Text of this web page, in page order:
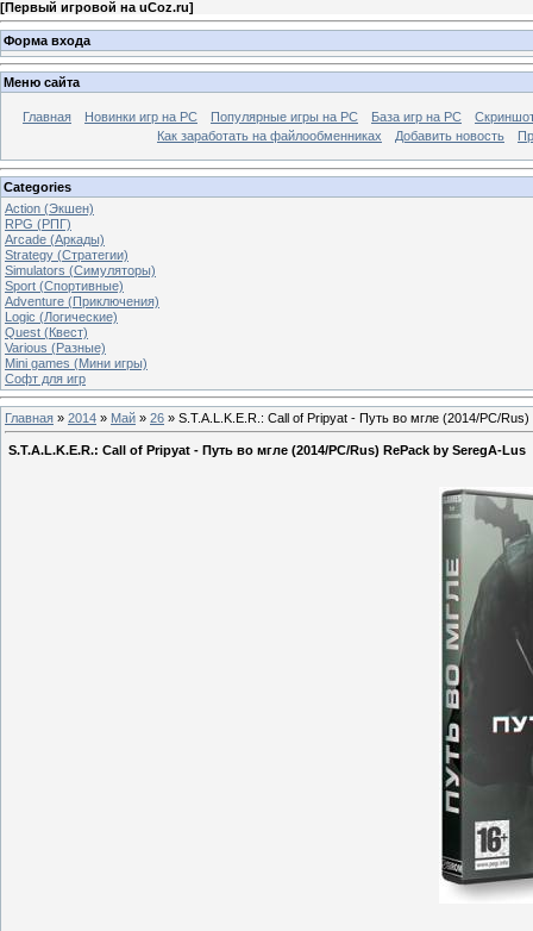
[Первый игровой на uCoz.ru]
Форма входа
Меню сайта
Главная Новинки игр на PC Популярные игры на PC База игр на РС
Как заработать на файлообменниках
Добавить новость
Categories
Action (Экшен)
RPG (РПГ)
Arcade (Аркады)
Strategy (Стратегии)
Simulators (Симуляторы)
Sport (Спортивные)
Adventure (Приключения)
Logic (Логические)
Quest (Квест)
Various (Разные)
Mini games (Мини игры)
Софт для игр
Главная » 2014 » Май » 26 » S.T.A.L.K.E.R.: Call of Pripyat - Путь во мгле (2014/PC/
S.T.A.L.K.E.R.: Call of Pripyat - Путь во мгле (2014/PC/Rus) RePack by SeregA-Lus